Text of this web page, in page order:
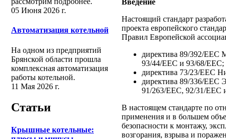
05 Июня 2026 г.
Автоматизация котельной
На одном из предприятий
Брянской области прошла
комплексная автоматизация
работы котельной.
11 Мая 2026 г.
Статьи
Крышные котельные:
Настоящий стандарт
проекта европейского
Правил Европейской
директива 89/392/ЕЕС
93/44/ЕЕС и 93/68/ЕЕС;
директива 73/23/ЕЕС
директива 89/336/ЕЕС
91/263/ЕЕС, 92/31/ЕЕС
В настоящем стандарте по
применения и в большем
безопасности к монтажу,
возгорания, взрыва и